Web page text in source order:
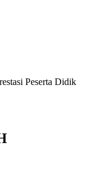
Peserta Didik